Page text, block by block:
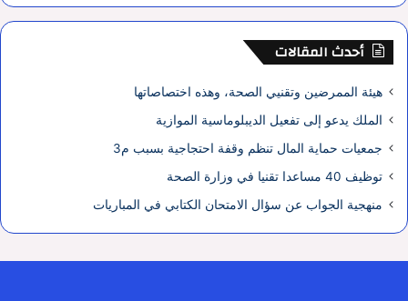
أحدث المقالات
هيئة الممرضين وتقنيي الصحة، وهذه اختصاصاتها
الملك يدعو إلى تفعيل الديبلوماسية الموازية
جمعيات حماية المال تنظم وقفة احتجاجية بسبب م3
توظيف 40 مساعدا تقنيا في وزارة الصحة
منهجية الجواب عن سؤال الامتحان الكتابي في المباريات